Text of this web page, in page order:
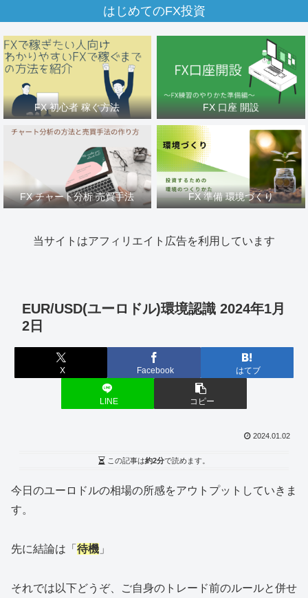
はじめてのFX投資
FX 初心者 稼ぐ方法 FX 口座 開設
FX チャート分析 売買手法 FX 準備 環境づくり
当サイトはアフィリエイト広告を利用しています
EUR/USD(ユーロドル)環境認識 2024年1月
2日
X Facebook はてブ
LINE コピー
2024.01.02
この記事は約2分で読めます。
今日のユーロドルの相場の所感をアウトプットしていきま
す。
先に結論は「 待機 」
それでは以下どうぞ、ご自身のトレード前のルールと併せ